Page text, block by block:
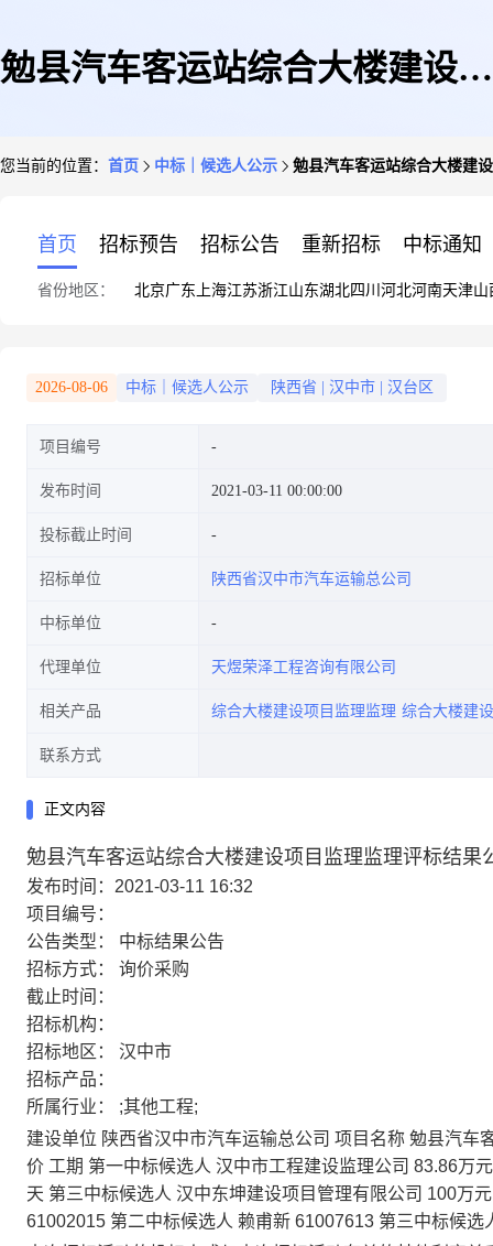
勉县汽车客运站综合大楼建设项
您当前的位置： 首页 中标｜候选人公示 勉县汽车客运站综合大楼建
首页 招标预告 招标公告 重新招标 中标通知
省份地区： 北京广东 上海江苏浙江山东湖北四川 河北河南天津山
2026-08-06 中标｜候选人公示 陕西省 汉中市 汉台区
项目编号
发布时间 2021-03-11 00:00:00
投标截止时间
招标单位 陕西省汉中市汽车运输总公司
中标单位
代理单位 天煜荣泽工程咨询有限公司
相关产品 综合大楼建设项目监理监理 综合大楼建
联系方式
正文内容
勉县汽车客运站综合大楼建设项目监理监理评标结果
发布时间：2021-03-11 16:32
项目编号：
公告类型：
中标结果公告
招标方式：
询价采购
截止时间：
招标机构：
招标地区：
汉中市
招标产品：
所属行业：
;其他工程;
建设单位 陕西省汉中市汽车运输总公司 项目名称 勉县汽
价 工期 第一中标候选人 汉中市工程建设监理公司 83.86万
天 第三中标候选人 汉中东坤建设项目管理有限公司 100万
61002015 第二中标候选人 赖甫新 61007613 第三中标候